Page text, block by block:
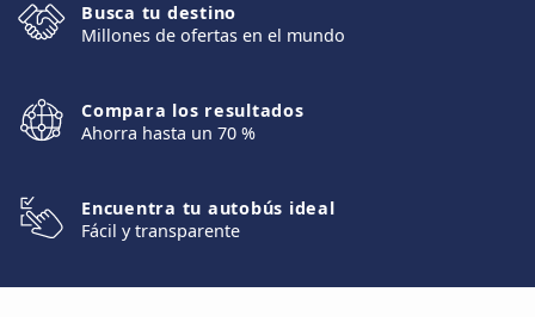
Busca tu destino
Millones de ofertas en el mundo
Compara los resultados
Ahorra hasta un 70 %
Encuentra tu autobús ideal
Fácil y transparente